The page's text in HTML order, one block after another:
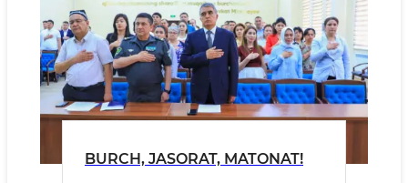
BURCH, JASORAT, MATONAT!